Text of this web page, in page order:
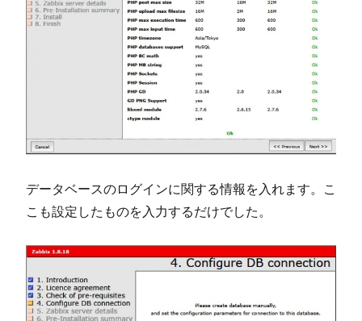
データベースのログインに関する情報を入れます。こ
こも設定したものを入力するだけでした。